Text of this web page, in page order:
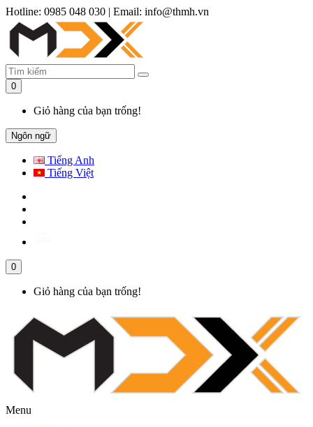
Hotline: 0985 048 030 | Email: info@thmh.vn
0
Giỏ hàng của bạn trống!
Ngôn ngữ
Tiếng Anh
Tiếng Việt
0
Giỏ hàng của bạn trống!
Menu